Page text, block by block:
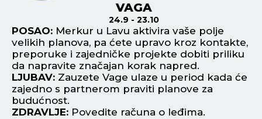
VAGA
24.9 - 23.10
POSAO: Merkur u Lavu aktivira vaše polje
velikih planova, pa ćete upravo kroz kontakte,
preporuke i zajedničke projekte dobiti priliku
da napravite značajan korak napred.
LJUBAV: Zauzete Vage ulaze u period kada će
zajedno s partnerom praviti planove za
budućnost.
ZDRAVLJE: Povedite računa o leđima.